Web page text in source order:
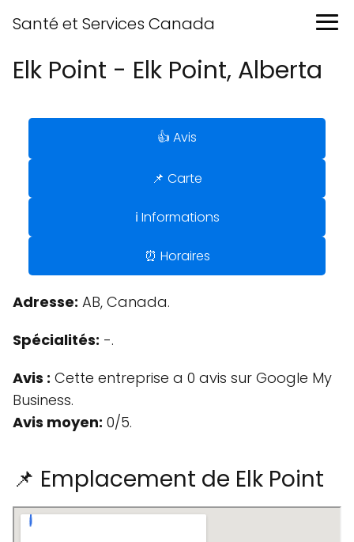
Santé et Services Canada
Elk Point - Elk Point, Alberta
👍 Avis
📌 Carte
ℹ️ Informations
⏰ Horaires
Adresse: AB, Canada.
Spécialités: -.
Avis : Cette entreprise a 0 avis sur Google My
Business.
Avis moyen: 0/5.
📌 Emplacement de Elk Point